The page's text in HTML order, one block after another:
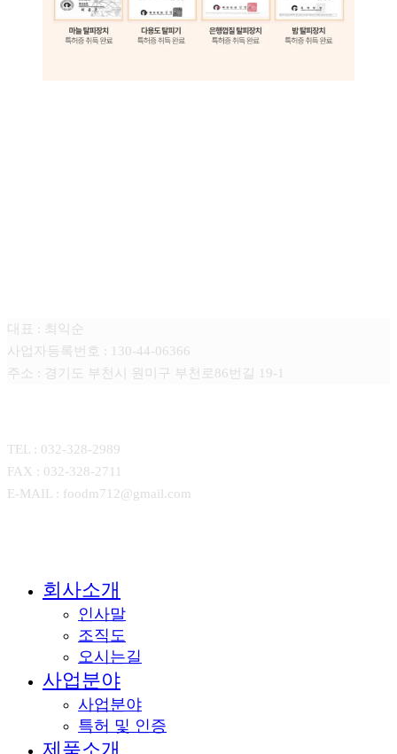
대표 : 최익순
사업자등록번호 : 130-44-06366
주소 : 경기도 부천시 원미구 부천로86번길 19-1
TEL : 032-328-2989
FAX : 032-328-2711
E-MAIL : foodm712@gmail.com
Menu
회사소개
인사말
조직도
오시는길
사업분야
사업분야
특허 및 인증
제품소개